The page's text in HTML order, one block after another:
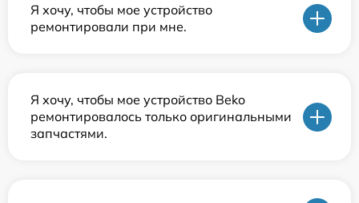
Я хочу, чтобы мое устройство
ремонтировали при мне.
Я хочу, чтобы мое устройство Beko
ремонтировалось только оригинальными
запчастями.